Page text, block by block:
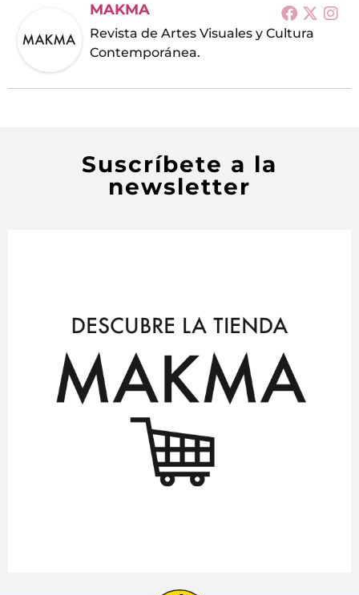
MAKMA
Revista de Artes Visuales y Cultura
Contemporánea.
Suscríbete a la
newsletter